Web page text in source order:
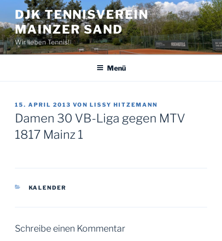
Inhalt
springen
DJK TENNISVEREIN
MAINZER SAND
Wir lieben Tennis!
Menü
VERÖFFENTLICHT
AM
15. APRIL 2013 VON LISSY HITZEMANN
Damen 30 VB-Liga gegen MTV
1817 Mainz 1
KATEGORIEN
KALENDER
Schreibe einen Kommentar